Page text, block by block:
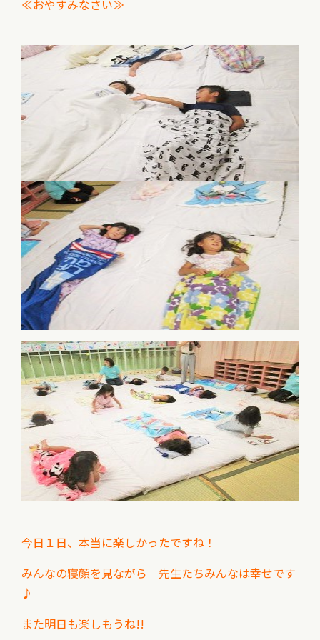
≪おやすみなさい≫
今日１日、本当に楽しかったですね！
みんなの寝顔を見ながら 先生たちみんなは幸せです
♪
また明日も楽しもうね!!